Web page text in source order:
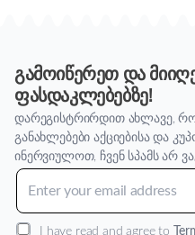
გამოიწერეთ და
ფასდაკლებებზე!
დარეგისტრირდით ახლავე,
განახლებები აქციებისა და
ინერვიულოთ, ჩვენ სპამს არ
I have read and agree to